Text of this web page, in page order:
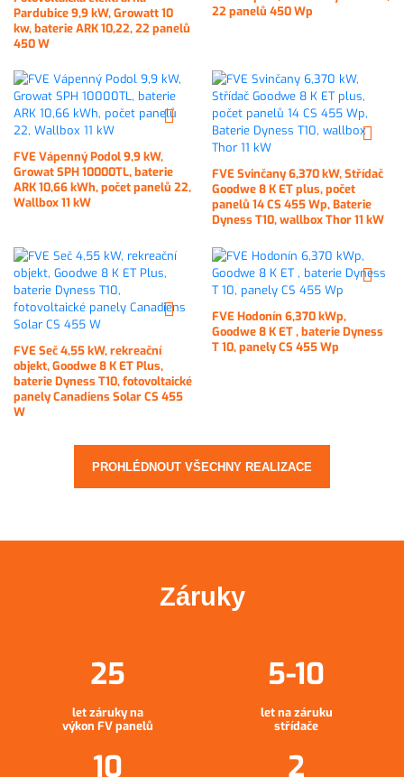
Pardubice 9,9 kW, Growatt 10
kw, baterie ARK 10,22, 22 panelů
450 W
22 panelů 450 Wp
FVE Vápenný Podol 9,9 kW,
Growat SPH 10000TL, baterie
ARK 10,66 kWh, počet panelů 22,
Wallbox 11 kW
FVE Svinčany 6,370 kW, Střídač
Goodwe 8 K ET plus, počet
panelů 14 CS 455 Wp, Baterie
Dyness T10, wallbox Thor 11 kW
FVE Seč 4,55 kW, rekreační
objekt, Goodwe 8 K ET Plus,
baterie Dyness T10, fotovoltaické
panely Canadiens Solar CS 455
W
FVE Hodonín 6,370 kWp,
Goodwe 8 K ET , baterie Dyness
T 10, panely CS 455 Wp
PROHLÉDNOUT VŠECHNY REALIZACE
Záruky
let záruky na
výkon FV panelů
let na záruku
střídače